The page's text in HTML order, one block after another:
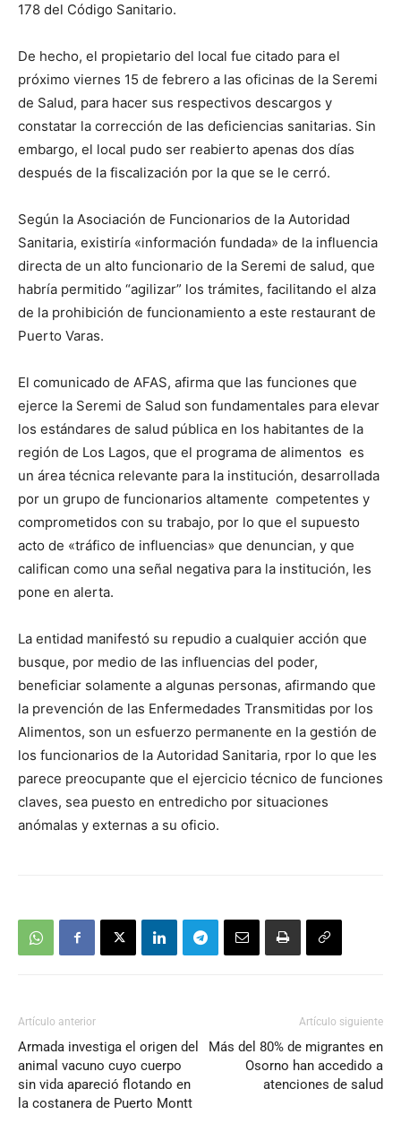
178 del Código Sanitario.
De hecho, el propietario del local fue citado para el
próximo viernes 15 de febrero a las oficinas de la Seremi
de Salud, para hacer sus respectivos descargos y
constatar la corrección de las deficiencias sanitarias. Sin
embargo, el local pudo ser reabierto apenas dos días
después de la fiscalización por la que se le cerró.
Según la Asociación de Funcionarios de la Autoridad
Sanitaria, existiría «información fundada» de la influencia
directa de un alto funcionario de la Seremi de salud, que
habría permitido “agilizar” los trámites, facilitando el alza
de la prohibición de funcionamiento a este restaurant de
Puerto Varas.
El comunicado de AFAS, afirma que las funciones que
ejerce la Seremi de Salud son fundamentales para elevar
los estándares de salud pública en los habitantes de la
región de Los Lagos, que el programa de alimentos es
un área técnica relevante para la institución, desarrollada
por un grupo de funcionarios altamente competentes y
comprometidos con su trabajo, por lo que el supuesto
acto de «tráfico de influencias» que denuncian, y que
califican como una señal negativa para la institución, les
pone en alerta.
La entidad manifestó su repudio a cualquier acción que
busque, por medio de las influencias del poder,
beneficiar solamente a algunas personas, afirmando que
la prevención de las Enfermedades Transmitidas por los
Alimentos, son un esfuerzo permanente en la gestión de
los funcionarios de la Autoridad Sanitaria, rpor lo que les
parece preocupante que el ejercicio técnico de funciones
claves, sea puesto en entredicho por situaciones
anómalas y externas a su oficio.
Artículo anterior
Armada investiga el origen del
animal vacuno cuyo cuerpo
sin vida apareció flotando en
la costanera de Puerto Montt
Artículo siguiente
Más del 80% de migrantes en
Osorno han accedido a
atenciones de salud